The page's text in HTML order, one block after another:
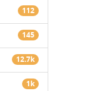
112
145
12.7k
1k